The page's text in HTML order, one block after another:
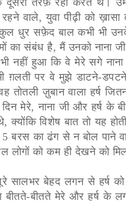
वाले, युवा पीढ़ी को ख़ासा
धुर सफ़ेद बाल कभी भी
का संबंध है, मैं उनको नाना
नहीं हुआ कि वे मेरे सगे नाना
ग़लती पर वे मुझे डाटने-
तोतली ज़ुबान वाला हर्ष
मेरे, नाना जी और हर्ष के
क्योंकि विशेष बात तो यह
बरस का ढंग से न बोल पाने
को कम ही देखने को
सालभर बेहद लगन से हर्ष
बीतते मेरे और हर्ष के